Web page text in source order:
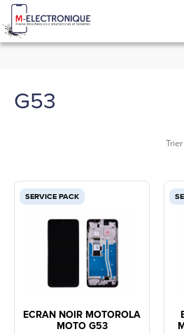
G53
SERVICE PACK
ECRAN NOIR MOTOROLA
MOTO G53